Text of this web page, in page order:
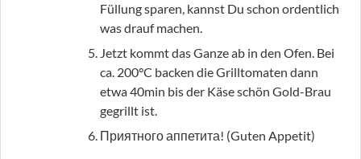
Füllung sparen, kannst Du schon ordentlich
was drauf machen.
Jetzt kommt das Ganze ab in den Ofen. Bei
ca. 200°C backen die Grilltomaten dann
etwa 40min bis der Käse schön Gold-Brau
gegrillt ist.
Приятного аппетита! (Guten Appetit)